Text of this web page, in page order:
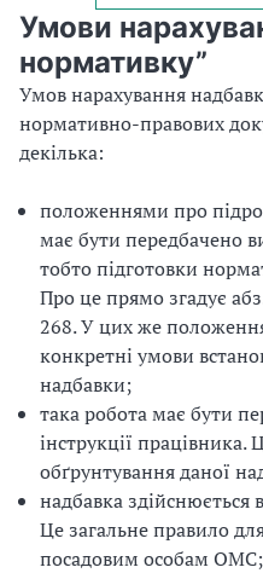
Умови
нормативку”
Умов нарахування
нормативно-правових
декілька:
положеннями про
має бути передбачено
тобто підготовки
Про це прямо згадує
268. У цих же
конкретні умови
надбавки;
така робота має бути
інструкції
обґрунтування даної
надбавка
Це загальне правило
посадовим особам ОМС;